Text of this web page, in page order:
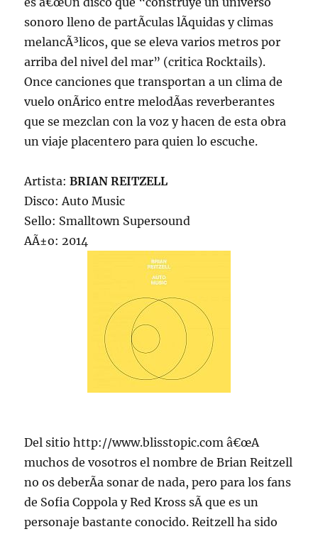
sonoro lleno de partÃ­culas lÃ­quidas y climas
melancÃ³licos, que se eleva varios metros por
arriba del nivel del mar” (critica Rocktails).
Once canciones que transportan a un clima de
vuelo onÃ­rico entre melodÃ­as reverberantes
que se mezclan con la voz y hacen de esta obra
un viaje placentero para quien lo escuche.
Artista:BRIAN REITZELL
Disco: Auto Music
Sello: Smalltown Supersound
AÃ±o: 2014
Del sitio http://www.blisstopic.com â€œA
muchos de vosotros el nombre de Brian Reitzell
no os deberÃ­a sonar de nada, pero para los fans
de Sofia Coppola y Red Kross sÃ­ que es un
personaje bastante conocido. Reitzell ha sido